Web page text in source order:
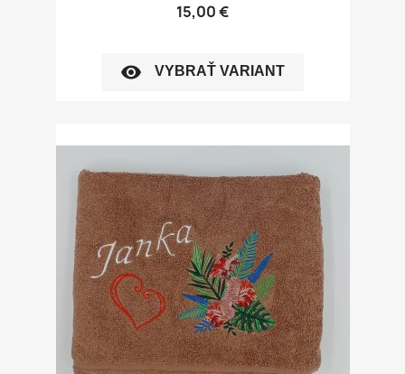
15,00 €
visibility VYBRAŤ VARIANT